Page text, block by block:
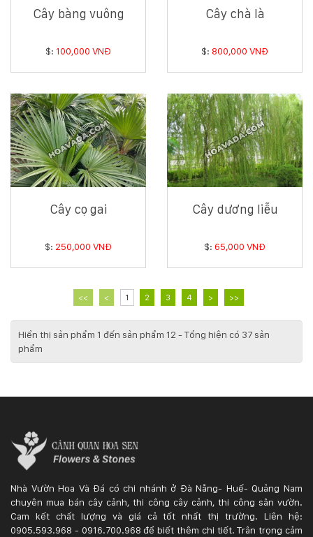
Cây bàng vuông
$: 100,000 VNĐ
Cây chà là
$: 800,000 VNĐ
Cây cọ gai
$: 250,000 VNĐ
Cây dương liễu
$: 65,000 VNĐ
<< < 1 2 3 4 > >>
Hiển thị sản phẩm 1 đến sản phẩm 12 - Tổng hiện có 37 sản
phẩm
Nhà Vườn Hoa Và Đá có chi nhánh ở Đà Nẵng- Huế- Quảng Nam
chuyên mua bán cây cảnh, thi công cây cảnh, thi công sân vườn.
Cam kết chất lượng và giá cả tốt nhất thị trường. Liên hệ:
0905.593.968 - 0916.700.968 để biết thêm chi tiết. Trân trọng cảm